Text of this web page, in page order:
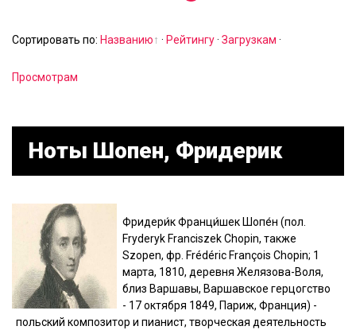
Сортировать по: Названию · Рейтингу· Загрузкам ·
Просмотрам
Ноты Шопен, Фридерик
Фридери́к Франци́шек Шопе́н (пол.
Fryderyk Franciszek Chopin, также
Szopen, фр. Frédéric François Chopin; 1
марта, 1810, деревня Желязова-Воля,
близ Варшавы, Варшавское герцогство
- 17 октября 1849, Париж, Франция) -
польский композитор и пианист, творческая деятельность